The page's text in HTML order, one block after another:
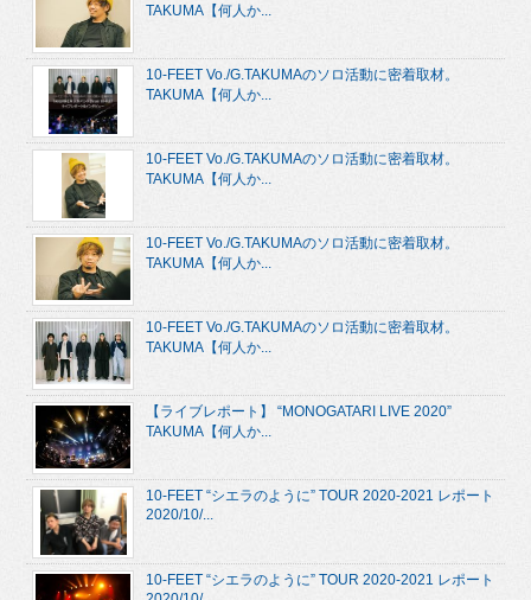
TAKUMA【何人か...
10-FEET Vo./G.TAKUMAのソロ活動に密着取材。
TAKUMA【何人か...
10-FEET Vo./G.TAKUMAのソロ活動に密着取材。
TAKUMA【何人か...
10-FEET Vo./G.TAKUMAのソロ活動に密着取材。
TAKUMA【何人か...
10-FEET Vo./G.TAKUMAのソロ活動に密着取材。
TAKUMA【何人か...
【ライブレポート】 “MONOGATARI LIVE 2020”
TAKUMA【何人か...
10-FEET “シエラのように” TOUR 2020-2021 レポート
2020/10/...
10-FEET “シエラのように” TOUR 2020-2021 レポート